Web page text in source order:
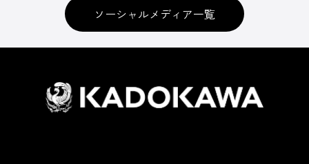
ソーシャルメディア一覧